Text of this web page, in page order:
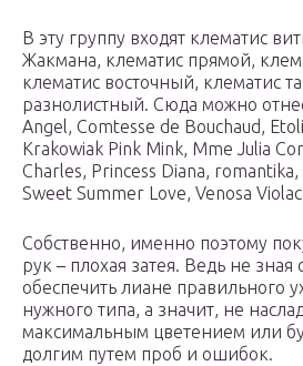
В эту группу входят клематис
Жакмана, клематис прямой,
клематис восточный, клематис
разнолистный. Сюда можно
Angel, Comtesse de Bouchaud,
Krakowiak Pink Mink, Mme Julia
Charles, Princess Diana, romantika,
Sweet Summer Love, Venosa
Собственно, именно поэтому
рук – плохая затея. Ведь не
обеспечить лиане правильного
нужного типа, а значит, не
максимальным цветением или
долгим путем проб и ошибок.